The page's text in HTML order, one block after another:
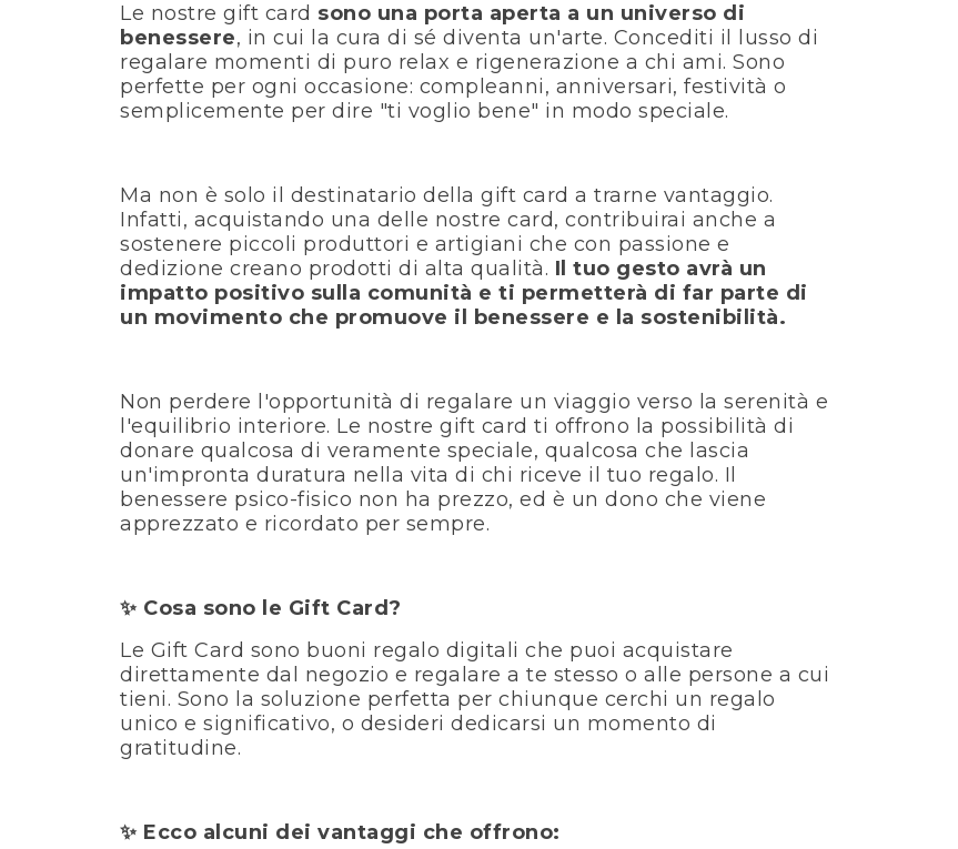
Le nostre gift card sono una porta aperta a un universo di
benessere, in cui la cura di sé diventa un'arte. Concediti il ​​lusso di
regalare momenti di puro relax e rigenerazione a chi ami. Sono
perfette per ogni occasione: compleanni, anniversari, festività o
semplicemente per dire "ti voglio bene" in modo speciale.
Ma non è solo il destinatario della gift card a trarne vantaggio.
Infatti, acquistando una delle nostre card, contribuirai anche a
sostenere piccoli produttori e artigiani che con passione e
dedizione creano prodotti di alta qualità. Il tuo gesto avrà un
impatto positivo sulla comunità e ti permetterà di far parte di
un movimento che promuove il benessere e la sostenibilità.
Non perdere l'opportunità di regalare un viaggio verso la serenità e
l'equilibrio interiore. Le nostre gift card ti offrono la possibilità di
donare qualcosa di veramente speciale, qualcosa che lascia
un'impronta duratura nella vita di chi riceve il tuo regalo. Il
benessere psico-fisico non ha prezzo, ed è un dono che viene
apprezzato e ricordato per sempre.
✨ Cosa sono le Gift Card?
Le Gift Card sono buoni regalo digitali che puoi acquistare
direttamente dal negozio e regalare a te stesso o alle persone a cui
tieni. Sono la soluzione perfetta per chiunque cerchi un regalo
unico e significativo, o desideri dedicarsi un momento di
gratitudine.
✨ Ecco alcuni dei vantaggi che offrono: